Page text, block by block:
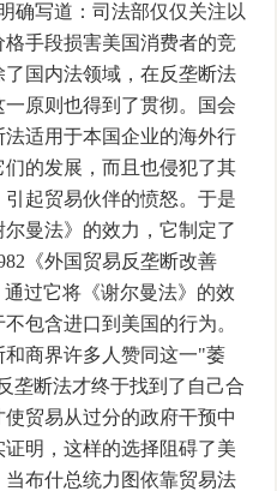
确写道：司法部仅仅关注以
格手段损害美国消费者的竞
国内法领域，在反垄断法
原则也得到了贯彻。国会
适用于本国企业的海外行
们的发展，而且也侵犯了其
起贸易伙伴的愤怒。于是
曼法》的效力，它制定了
《外国贸易反垄断改善
过它将《谢尔曼法》的效
包含进口到美国的行为。
商界许多人赞同这一"萎
垄断法才终于找到了自己合
贸易从过分的政府干预中
明，这样的选择阻碍了美
当布什总统力图依靠贸易法